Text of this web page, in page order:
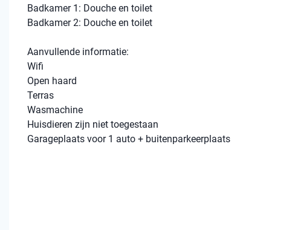
Badkamer 1: Douche en toilet
Badkamer 2: Douche en toilet
Aanvullende informatie:
Wifi
Open haard
Terras
Wasmachine
Huisdieren zijn niet toegestaan
Garageplaats voor 1 auto + buitenparkeerplaats